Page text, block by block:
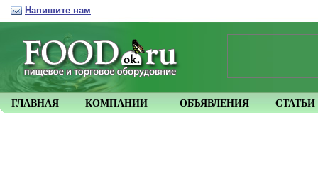
ГЛАВНАЯ КОМПАНИИ ОБЪЯВЛЕНИЯ СТАТЬИ
Напишите нам